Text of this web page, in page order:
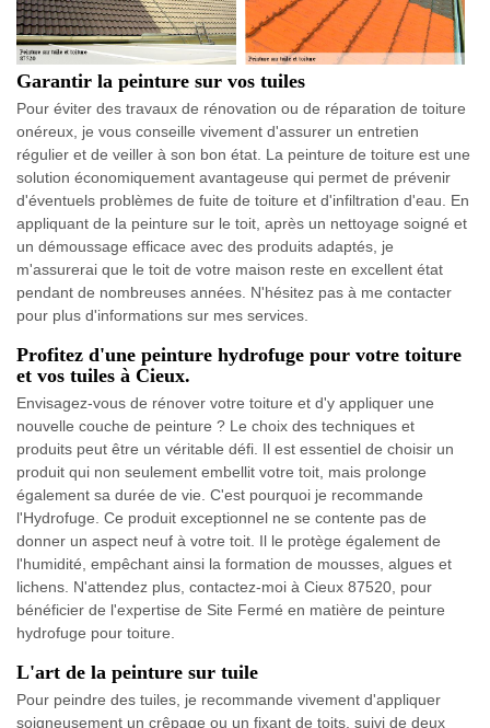
Garantir la peinture sur vos tuiles
Pour éviter des travaux de rénovation ou de réparation de toiture
onéreux, je vous conseille vivement d'assurer un entretien
régulier et de veiller à son bon état. La peinture de toiture est une
solution économiquement avantageuse qui permet de prévenir
d'éventuels problèmes de fuite de toiture et d'infiltration d'eau. En
appliquant de la peinture sur le toit, après un nettoyage soigné et
un démoussage efficace avec des produits adaptés, je
m'assurerai que le toit de votre maison reste en excellent état
pendant de nombreuses années. N'hésitez pas à me contacter
pour plus d'informations sur mes services.
Profitez d'une peinture hydrofuge pour votre toiture
et vos tuiles à Cieux.
Envisagez-vous de rénover votre toiture et d'y appliquer une
nouvelle couche de peinture ? Le choix des techniques et
produits peut être un véritable défi. Il est essentiel de choisir un
produit qui non seulement embellit votre toit, mais prolonge
également sa durée de vie. C'est pourquoi je recommande
l'Hydrofuge. Ce produit exceptionnel ne se contente pas de
donner un aspect neuf à votre toit. Il le protège également de
l'humidité, empêchant ainsi la formation de mousses, algues et
lichens. N'attendez plus, contactez-moi à Cieux 87520, pour
bénéficier de l'expertise de Site Fermé en matière de peinture
hydrofuge pour toiture.
L'art de la peinture sur tuile
Pour peindre des tuiles, je recommande vivement d'appliquer
soigneusement un crêpage ou un fixant de toits, suivi de deux